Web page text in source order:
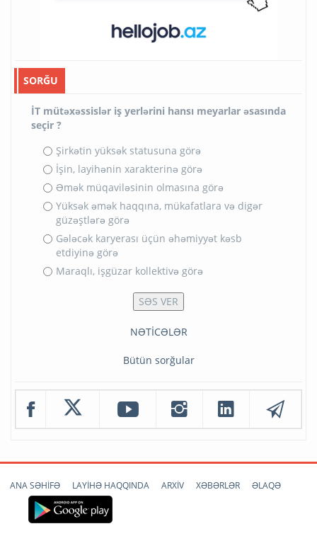
SORĞU
İT mütəxəssislər iş yerlərini hansı meyarlar əsasında
seçir ?
Şirkətin yüksək statusuna görə
İşin, layihənin xarakterinə görə
Əmək müqaviləsinin olmasına görə
Yüksək əmək haqqına, mükafatlara və digər
güzəştlərə görə
Gələcək karyerası üçün əhəmiyyət kəsb
etdiyinə görə
Maraqlı, işgüzar kollektivə görə
NƏTİCƏLƏR
Bütün sorğular
ANA SƏHİFƏ LAYİHƏ HAQQINDA ARXİV XƏBƏRLƏR ƏLAQƏ